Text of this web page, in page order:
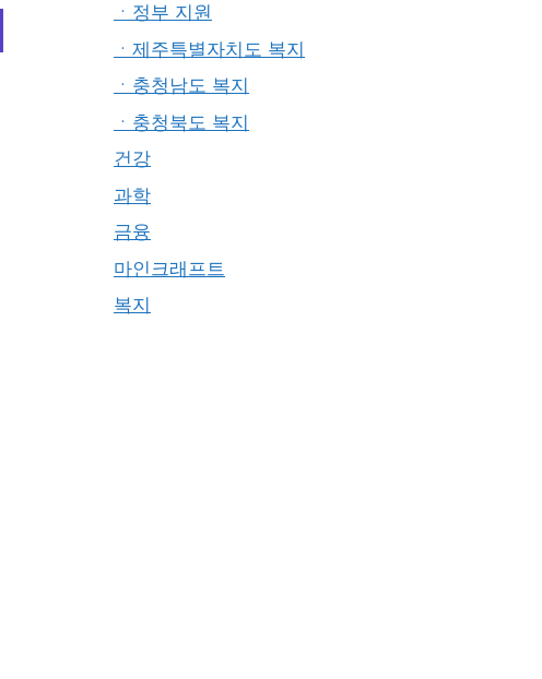
ㆍ정부 지원
ㆍ제주특별자치도 복지
ㆍ충청남도 복지
ㆍ충청북도 복지
건강
과학
금융
마인크래프트
복지